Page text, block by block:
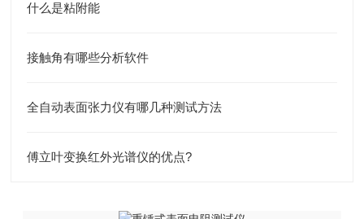
什么是粘附能
接触角有哪些分析软件
全自动表面张力仪有哪几种测试方法
傅立叶变换红外光谱仪的优点?